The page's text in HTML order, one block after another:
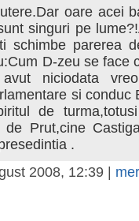
oare acei
singuri pe
schimbe parerea
D-zeu se face
niciodata
si conduc
de
Prut,cine
.
2008, 12:39